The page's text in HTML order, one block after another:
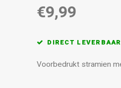
€9,99
DIRECT LEVERBAAR
Voorbedrukt stramien